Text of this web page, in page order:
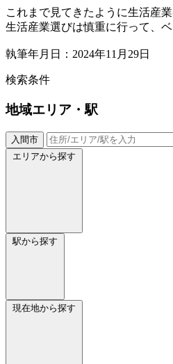
これまで見てきたように生活産
生活産業選びは慎重に行って、
執筆年月日：2024年11月29日
検索条件
地域エリア・駅
入間市
エリアから探す
駅から探す
現在地から探す